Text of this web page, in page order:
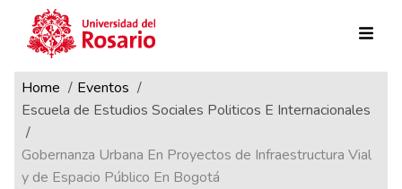
Pasar al contenido principal
Ruta de navegación
Home
Eventos
Escuela de Estudios Sociales Politicos E Internacionales
Gobernanza Urbana En Proyectos de Infraestructura Vial
y de Espacio Público En Bogotá